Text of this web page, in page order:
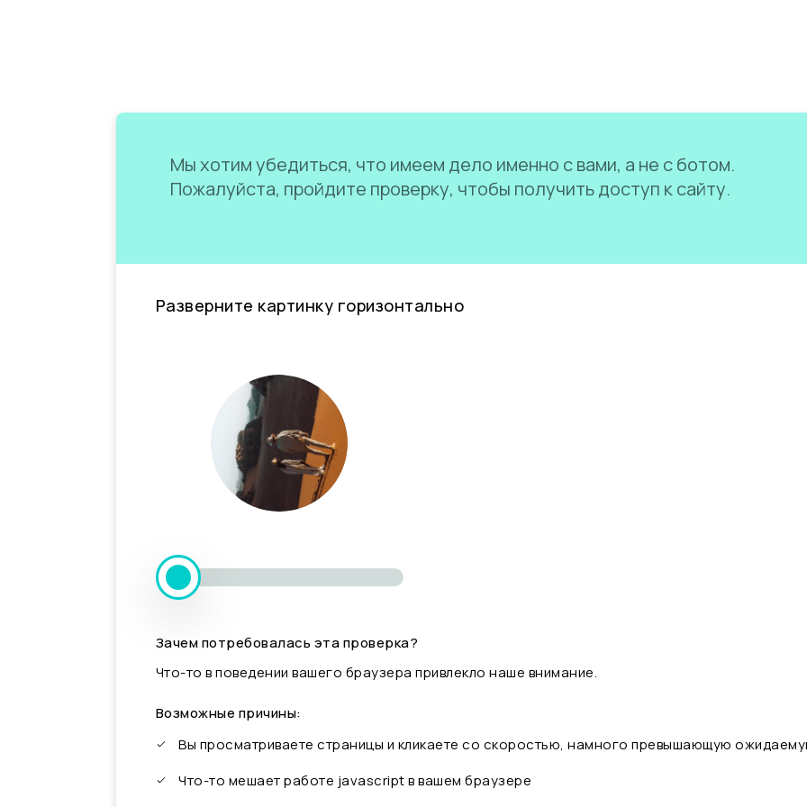
Мы хотим убедиться, что имеем дело именно с вами, а не с ботом.
Пожалуйста, пройдите проверку, чтобы получить доступ к сайту.
Разверните картинку горизонтально
Зачем потребовалась эта проверка?
Что-то в поведении вашего браузера привлекло наше внимание.
Возможные причины:
Вы просматриваете страницы и кликаете со скоростью, намного превышающую
Что-то мешает работе javascript в вашем браузере